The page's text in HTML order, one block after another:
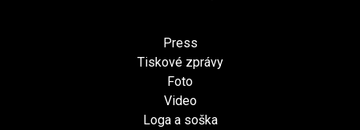
Press
Tiskové zprávy
Foto
Video
Loga a soška